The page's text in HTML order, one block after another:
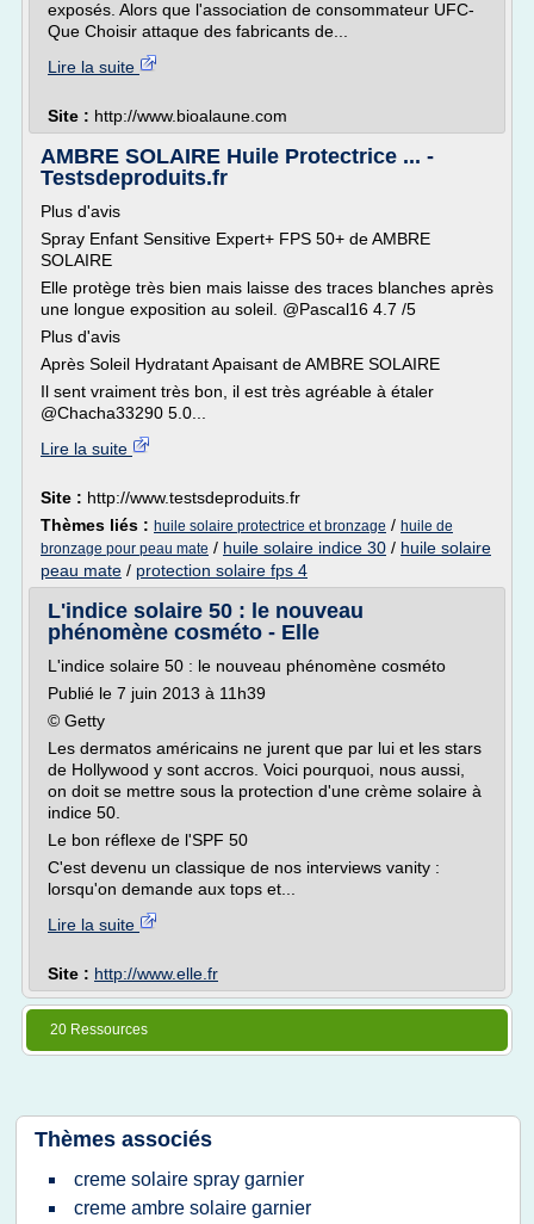
exposés. Alors que l'association de consommateur UFC-
Que Choisir attaque des fabricants de...
Lire la suite
Site : http://www.bioalaune.com
AMBRE SOLAIRE Huile Protectrice ... -
Testsdeproduits.fr
Plus d'avis
Spray Enfant Sensitive Expert+ FPS 50+ de AMBRE
SOLAIRE
Elle protège très bien mais laisse des traces blanches après
une longue exposition au soleil. @Pascal16 4.7 /5
Plus d'avis
Après Soleil Hydratant Apaisant de AMBRE SOLAIRE
Il sent vraiment très bon, il est très agréable à étaler
@Chacha33290 5.0...
Lire la suite
Site : http://www.testsdeproduits.fr
Thèmes liés : huile solaire protectrice et bronzage / huile de
bronzage pour peau mate / huile solaire indice 30 / huile solaire
peau mate / protection solaire fps 4
L'indice solaire 50 : le nouveau
phénomène cosméto - Elle
L'indice solaire 50 : le nouveau phénomène cosméto
Publié le 7 juin 2013 à 11h39
© Getty
Les dermatos américains ne jurent que par lui et les stars
de Hollywood y sont accros. Voici pourquoi, nous aussi,
on doit se mettre sous la protection d'une crème solaire à
indice 50.
Le bon réflexe de l'SPF 50
C'est devenu un classique de nos interviews vanity :
lorsqu'on demande aux tops et...
Lire la suite
Site : http://www.elle.fr
20 Ressources
Thèmes associés
creme solaire spray garnier
creme ambre solaire garnier